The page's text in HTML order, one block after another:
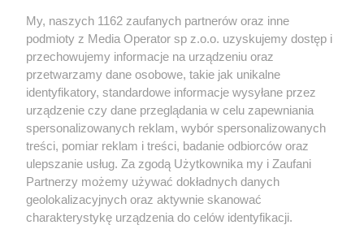
Wydawca mediówlokalnych
Nie zapomnij
zapoznać się z:
polityką prywatności regulamin korzystania z portali
Twojemiasto
Piekary Śląskie
Chorzów
Tarnowskie Góry
Skontakuj sięz nami
Kontakt
Wydawca
Redakcja
My, naszych 1162 zaufanych partnerów oraz inne
podmioty z Media Operator sp z.o.o. uzyskujemy dostęp i
przechowujemy informacje na urządzeniu oraz
przetwarzamy dane osobowe, takie jak unikalne
identyfikatory, standardowe informacje wysyłane przez
urządzenie czy dane przeglądania w celu zapewniania
spersonalizowanych reklam, wybór spersonalizowanych
treści, pomiar reklam i treści, badanie odbiorców oraz
ulepszanie usług. Za zgodą Użytkownika my i Zaufani
Partnerzy możemy używać dokładnych danych
geolokalizacyjnych oraz aktywnie skanować
charakterystykę urządzenia do celów identyfikacji.